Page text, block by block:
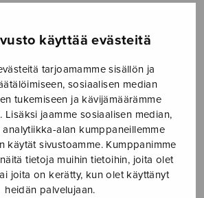
käyttää evästeitä
tarjoamamme sisällön ja
sosiaalisen median
tukemiseen ja kävijämäärämme
Lisäksi jaamme sosiaalisen median,
analytiikka-alan kumppaneillemme
käytät sivustoamme. Kumppanimme
tietoja muihin tietoihin, joita olet
joita on kerätty, kun olet käyttänyt
heidän palvelujaan.